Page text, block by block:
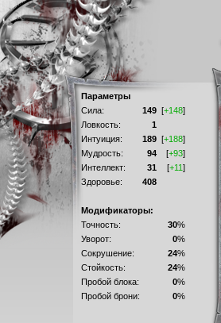
Параметры
Сила:
149 [+148]
Ловкость:
1
Интуиция:
189 [+188]
Мудрость:
94 [+93]
Интеллект:
31 [+11]
Здоровье:
408
Модификаторы:
Точность:
30%
Уворот:
0%
Сокрушение:
24%
Стойкость:
24%
Пробой блока:
0%
Пробой брони:
0%